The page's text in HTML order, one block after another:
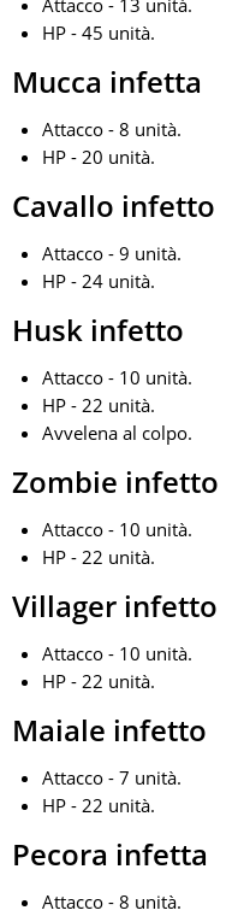
Attacco - 13 unità.
HP - 45 unità.
Mucca infetta
Attacco - 8 unità.
HP - 20 unità.
Cavallo infetto
Attacco - 9 unità.
HP - 24 unità.
Husk infetto
Attacco - 10 unità.
HP - 22 unità.
Avvelena al colpo.
Zombie infetto
Attacco - 10 unità.
HP - 22 unità.
Villager infetto
Attacco - 10 unità.
HP - 22 unità.
Maiale infetto
Attacco - 7 unità.
HP - 22 unità.
Pecora infetta
Attacco - 8 unità.